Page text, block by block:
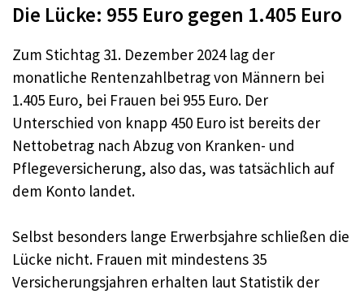
Die Lücke: 955 Euro gegen 1.405 Euro
Zum Stichtag 31. Dezember 2024 lag der
monatliche Rentenzahlbetrag von Männern bei
1.405 Euro, bei Frauen bei 955 Euro. Der
Unterschied von knapp 450 Euro ist bereits der
Nettobetrag nach Abzug von Kranken- und
Pflegeversicherung, also das, was tatsächlich auf
dem Konto landet.
Selbst besonders lange Erwerbsjahre schließen die
Lücke nicht. Frauen mit mindestens 35
Versicherungsjahren erhalten laut Statistik der